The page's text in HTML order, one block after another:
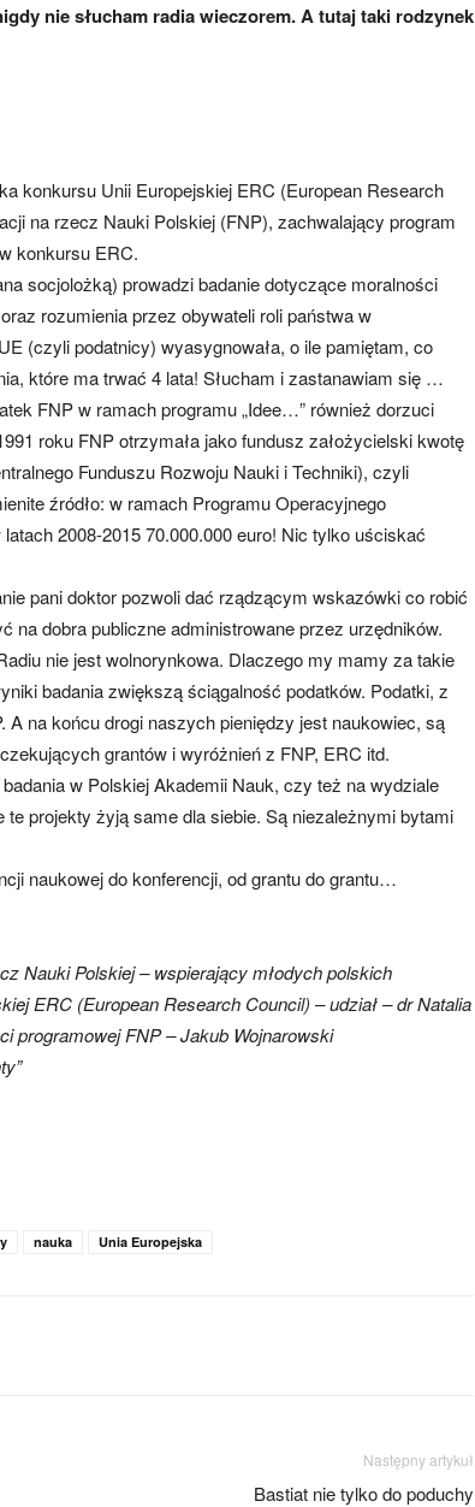
nie słucham radia wieczorem. A tutaj taki rodzynek
konkursu Unii Europejskiej ERC (European Research
na rzecz Nauki Polskiej (FNP), zachwalający program
konkursu ERC.
socjolożką) prowadzi badanie dotyczące moralności
rozumienia przez obywateli roli państwa w
(czyli podatnicy) wyasygnowała, o ile pamiętam, co
które ma trwać 4 lata! Słucham i zastanawiam się …
FNP w ramach programu „Idee…” również dorzuci
roku FNP otrzymała jako fundusz założycielski kwotę
Funduszu Rozwoju Nauki i Techniki), czyli
źródło: w ramach Programu Operacyjnego
2008-2015 70.000.000 euro! Nic tylko uściskać
pani doktor pozwoli dać rządzącym wskazówki co robić
na dobra publiczne administrowane przez urzędników.
nie jest wolnorynkowa. Dlaczego my mamy za takie
badania zwiększą ściągalność podatków. Podatki, z
A na końcu drogi naszych pieniędzy jest naukowiec, są
grantów i wyróżnień z FNP, ERC itd.
w Polskiej Akademii Nauk, czy też na wydziale
projekty żyją same dla siebie. Są niezależnymi bytami
naukowej do konferencji, od grantu do grantu…
Nauki Polskiej – wspierający młodych polskich
ERC (European Research Council) – udział – dr Natalia
programowej FNP – Jakub Wojnarowski
nauka Unia Europejska
Następny artykuł
Bastiat nie tylko do poduchy